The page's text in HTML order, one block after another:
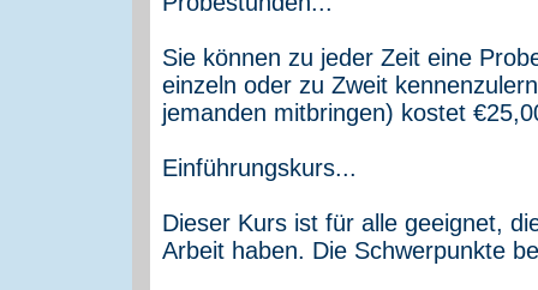
Sie können zu jeder Zeit eine
einzeln oder zu Zweit
jemanden mitbringen) kostet
Einführungskurs...
Dieser Kurs ist für alle geeignet,
Arbeit haben. Die Schwerpunkte